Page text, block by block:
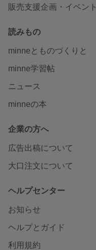
販売支援企画・イベント
読みもの
minneとものづくりと
minne学習帖
ニュース
minneの本
企業の方へ
広告出稿について
大口注文について
ヘルプセンター
お知らせ
ヘルプとガイド
利用規約